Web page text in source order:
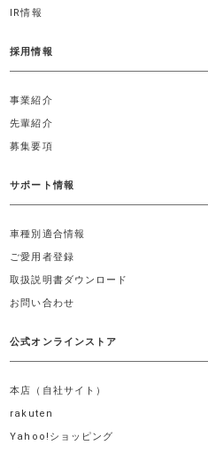
IR情報
採用情報
事業紹介
先輩紹介
募集要項
サポート情報
車種別適合情報
ご愛用者登録
取扱説明書ダウンロード
お問い合わせ
公式オンラインストア
本店（自社サイト）
rakuten
Yahoo!ショッピング